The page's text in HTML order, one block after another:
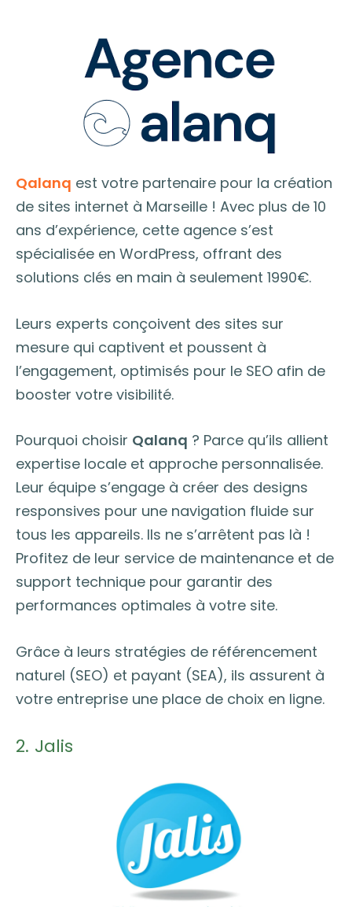
Qalanq est votre partenaire pour la création
de sites internet à Marseille ! Avec plus de 10
ans d’expérience, cette agence s’est
spécialisée en WordPress, offrant des
solutions clés en main à seulement 1990€.
Leurs experts conçoivent des sites sur
mesure qui captivent et poussent à
l’engagement, optimisés pour le SEO afin de
booster votre visibilité.
Pourquoi choisir Qalanq ? Parce qu’ils allient
expertise locale et approche personnalisée.
Leur équipe s’engage à créer des designs
responsives pour une navigation fluide sur
tous les appareils. Ils ne s’arrêtent pas là !
Profitez de leur service de maintenance et de
support technique pour garantir des
performances optimales à votre site.
Grâce à leurs stratégies de référencement
naturel (SEO) et payant (SEA), ils assurent à
votre entreprise une place de choix en ligne.
2. Jalis